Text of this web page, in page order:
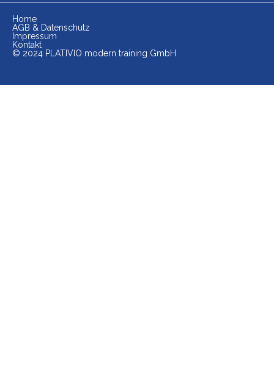
Home
AGB & Datenschutz
Impressum
Kontakt
© 2024 PLATIVIO modern training GmbH